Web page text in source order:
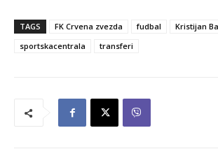
TAGS FK Crvena zvezda fudbal Kristijan
sportskacentrala
transferi